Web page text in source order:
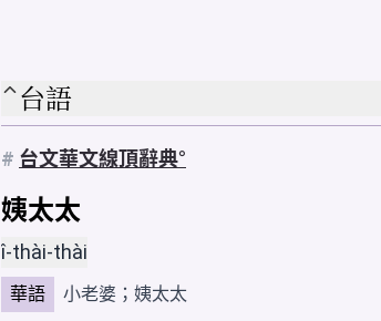
台語
# 台文華文線頂辭典
姨太太
î-thài-thài
華語 小老婆 ；姨太太